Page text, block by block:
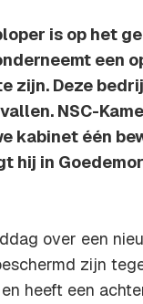
is op het
een
zijn. Deze
NSC-
kabinet één
hij in
over een
zijn
heeft een